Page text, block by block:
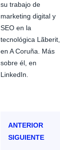
su trabajo de
marketing digital y
SEO en la
tecnológica Lãberit,
en A Coruña. Más
sobre él, en
LinkedIn.
ANTERIOR
SIGUIENTE